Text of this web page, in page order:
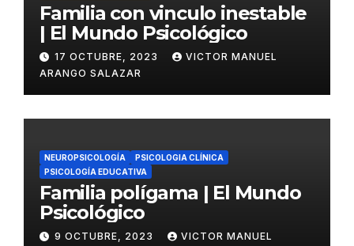
Familia con vinculo inestable
| El Mundo Psicológico
17 OCTUBRE, 2023
VICTOR MANUEL
ARANGO SALAZAR
NEUROPSICOLOGÍA
PSICOLOGIA CLÍNICA
PSICOLOGÍA EDUCATIVA
Familia polígama | El Mundo
Psicológico
9 OCTUBRE, 2023
VICTOR MANUEL